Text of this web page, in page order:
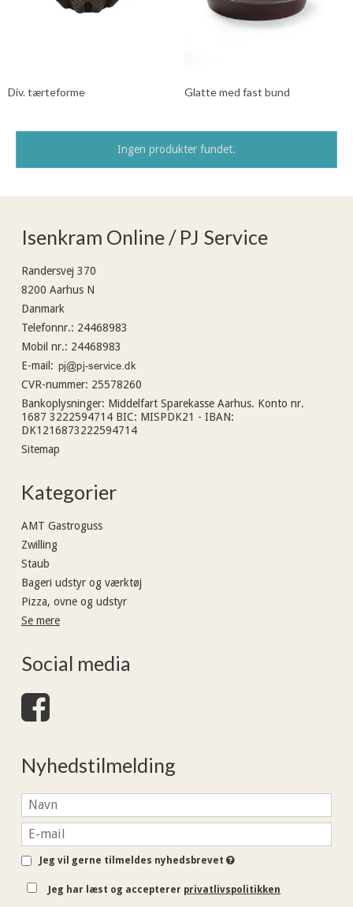
Div. tærteforme Glatte med fast bund
Ingen produkter fundet.
Isenkram Online / PJ Service
Randersvej 370
8200 Aarhus N
Danmark
Telefonnr.: 24468983
Mobil nr.: 24468983
E-mail :
CVR-nummer: 25578260
Bankoplysninger: Middelfart Sparekasse Aarhus. Konto nr.
1687 3222594714 BIC: MISPDK21 - IBAN:
DK1216873222594714
Sitemap
Kategorier
AMT Gastroguss
Zwilling
Staub
Bageri udstyr og værktøj
Pizza, ovne og udstyr
Se mere
Social media
Nyhedstilmelding
Jeg vil gerne tilmeldes nyhedsbrevet
Jeg har læst og accepterer privatlivspolitikken